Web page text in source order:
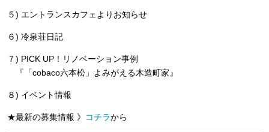
５) エントランスカフェよりお知らせ
６) 冷泉荘日記
７) PICK UP！リノベーション事例
『「cobaco六本松」よみがえる木造町家』
８) イベント情報
★最新の募集情報 》 コチラから